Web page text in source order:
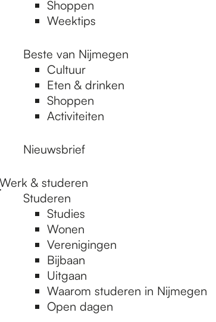
Shoppen
Weektips
Beste van Nijmegen
Cultuur
Eten & drinken
Shoppen
Activiteiten
Nieuwsbrief
Werk & studeren
Studeren
Studies
Wonen
Verenigingen
Bijbaan
Uitgaan
Waarom studeren in Nijmegen
Open dagen